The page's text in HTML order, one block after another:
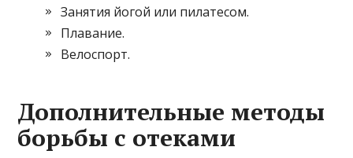
Занятия йогой или пилатесом.
Плавание.
Велоспорт.
Дополнительные методы
борьбы с отеками